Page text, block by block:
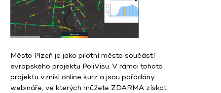
Město Plzeň je jako pilotní město součástí
evropského projektu PoliVisu. V rámci tohoto
projektu vznikl online kurz a jsou pořádány
webináře, ve kterých můžete ZDARMA získat